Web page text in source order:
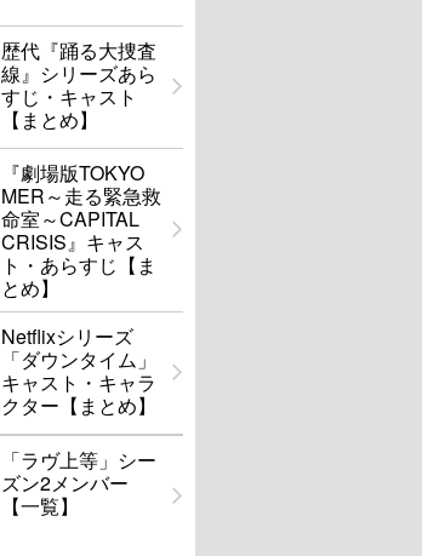
歴代『踊る大捜査
線』シリーズあら
すじ・キャスト
【まとめ】
『劇場版TOKYO
MER～走る緊急救
命室～CAPITAL
CRISIS』キャス
ト・あらすじ【ま
とめ】
Netflixシリーズ
「ダウンタイム」
キャスト・キャラ
クター【まとめ】
「ラヴ上等」シー
ズン2メンバー
【一覧】